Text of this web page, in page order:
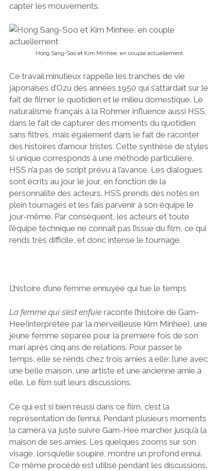
capter les mouvements.
Hong Sang-Soo et Kim Minhee, en couple actuellement
Ce travail minutieux rappelle les tranches de vie
japonaises d’Ozu des années 1950 qui s’attardait sur le
fait de filmer le quotidien et le milieu domestique. Le
naturalisme français à la Rohmer influence aussi HSS,
dans le fait de capturer des moments du quotidien
sans filtres, mais également dans le fait de raconter
des histoires d’amour tristes. Cette synthèse de styles
si unique corresponds à une méthode particulière.
HSS n’a pas de script prévu à l’avance. Les dialogues
sont écrits au jour le jour, en fonction de la
personnalité des acteurs. HSS prends des notes en
plein tournages et les fais parvenir à son équipe le
jour-même. Par conséquent, les acteurs et toute
l’équipe technique ne connait pas l’issue du film, ce qui
rends très difficile, et donc intense le tournage.
L’histoire d’une femme ennuyée qui tue le temps
La femme qui s’est enfuie raconte l’histoire de Gam-
Hee(interprétée par la merveilleuse Kim Minhee), une
jeune femme séparée pour la première fois de son
mari après cinq ans de relations. Pour passer le
temps, elle se rends chez trois amies à elle: l’une avec
une belle maison, une artiste et une ancienne amie à
elle. Le film suit leurs discussions.
Ce qui est si bien réussi dans ce film, c’est la
représentation de l’ennui. Pendant plusieurs moments
la caméra va juste suivre Gam-Hee marcher jusqu’à la
maison de ses amies. Les quelques zooms sur son
visage, lorsqu’elle soupire, montre un profond ennui.
Ce même procédé est utilisé pendant les discussions.